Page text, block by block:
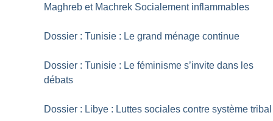
Maghreb et Machrek Socialement inflammables
Dossier : Tunisie : Le grand ménage continue
Dossier : Tunisie : Le féminisme s’invite dans les
débats
Dossier : Libye : Luttes sociales contre système tribal